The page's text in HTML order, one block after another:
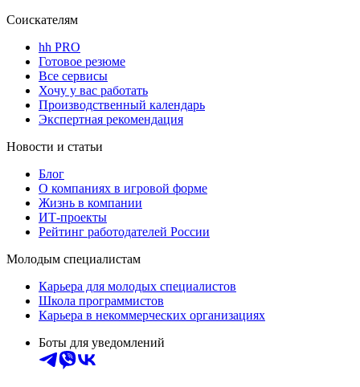
Соискателям
hh PRO
Готовое резюме
Все сервисы
Хочу у вас работать
Производственный календарь
Экспертная рекомендация
Новости и статьи
Блог
О компаниях в игровой форме
Жизнь в компании
ИТ-проекты
Рейтинг работодателей России
Молодым специалистам
Карьера для молодых специалистов
Школа программистов
Карьера в некоммерческих организациях
Боты для уведомлений